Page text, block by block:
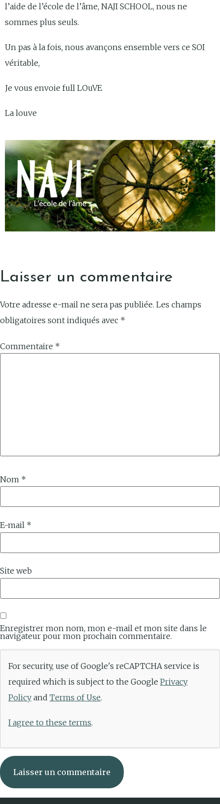
l’aide de l’école de l’âme, NAJI SCHOOL, nous ne
sommes plus seuls.
Un pas à la fois, nous avançons ensemble vers ce SOI
véritable,
Je vous envoie full LOuVE
La louve
Laisser un commentaire
Votre adresse e-mail ne sera pas publiée. Les champs
obligatoires sont indiqués avec *
Commentaire *
Nom *
E-mail *
Site web
Enregistrer mon nom, mon e-mail et mon site dans le
navigateur pour mon prochain commentaire.
For security, use of Google's reCAPTCHA service is
required which is subject to the Google Privacy
Policy and Terms of Use.
I agree to these terms.